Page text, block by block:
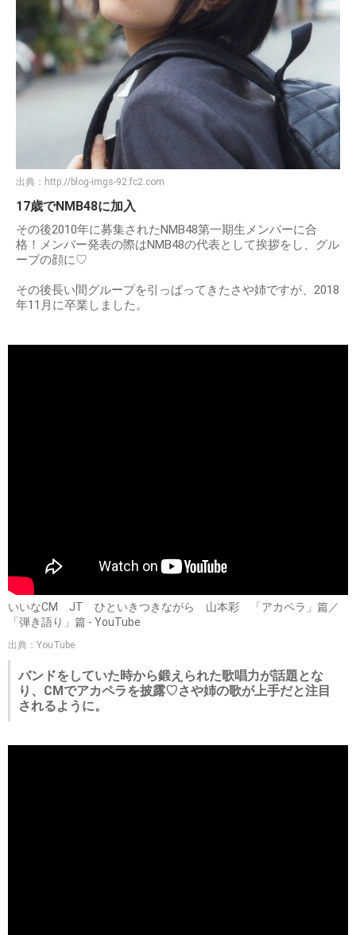
出典： http://blog-imgs-92.fc2.com
17歳でNMB48に加入
その後2010年に募集されたNMB48第一期生メンバーに合
格！メンバー発表の際はNMB48の代表として挨拶をし、グル
ープの顔に♡
その後長い間グループを引っぱってきたさや姉ですが、2018
年11月に卒業しました。
いいなCM JT ひといきつきながら 山本彩 「アカペラ」篇／
「弾き語り」篇 - YouTube
出典：YouTube
バンドをしていた時から鍛えられた歌唱力が話題とな
り、CMでアカペラを披露♡さや姉の歌が上手だと注目
されるように。